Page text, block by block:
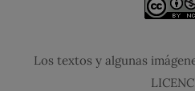
Los textos y algunas